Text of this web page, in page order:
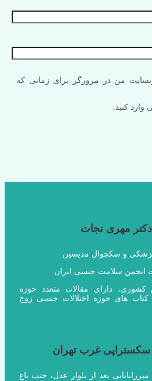
من در مرورگر برای زمانی که
وارد کنید:
دکتر مهری نجات
و سکچوال مدیسین
سلامت جنسی ایران
دارای مقالات متعدد حوزه
های حوزه اختلالات جنسی زوج
سکستراپی غرب تهران
بعد از بلوار عدل، جنب باغ